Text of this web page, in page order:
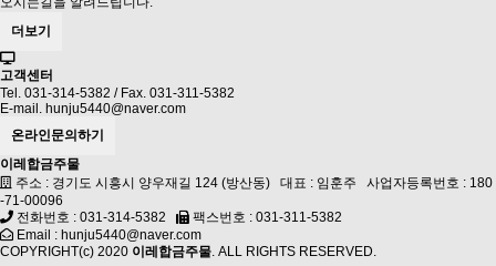
더보기
고객센터
Tel. 031-314-5382 / Fax. 031-311-5382
E-mail. hunju5440@naver.com
온라인문의하기
이레합금주물
주소 : 경기도 시흥시 양우재길 124 (방산동) 대표 : 임훈주 사업자등록번호 : 180
-71-00096
전화번호 : 031-314-5382
팩스번호 : 031-311-5382
Email : hunju5440@naver.com
COPYRIGHT(c) 2020 이레합금주물. ALL RIGHTS RESERVED.